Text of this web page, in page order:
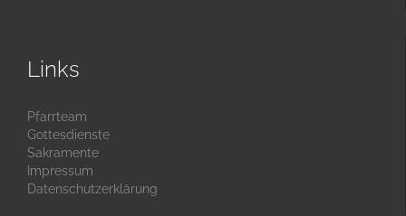
Links
Pfarrteam
Gottesdienste
Sakramente
Impressum
Datenschutzerklärung